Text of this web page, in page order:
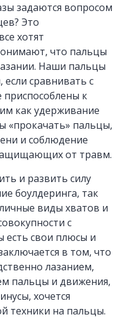
задаются вопросом
Это
хотят
что пальцы
Наши пальцы
сравнивать с
приспособлены к
как удерживание
«прокачать» пальцы,
и соблюдение
от травм.
и развить силу
боулдеринга, так
виды хватов и
с
есть свои плюсы и
в том, что
лазанием,
пальцы и движения,
хочется
техники на пальцы.